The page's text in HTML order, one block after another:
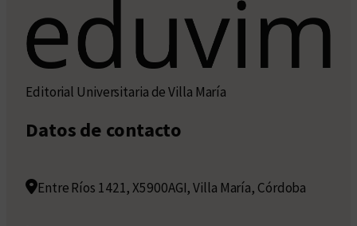
Editorial Universitaria de Villa María
Datos de contacto
Entre Ríos 1421, X5900AGI, Villa María, Córdoba